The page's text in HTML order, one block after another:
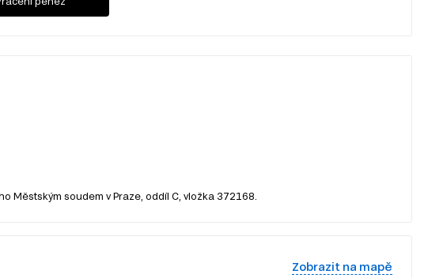
Městským soudem v Praze, oddíl C, vložka 372168.
Zobrazit na mapě